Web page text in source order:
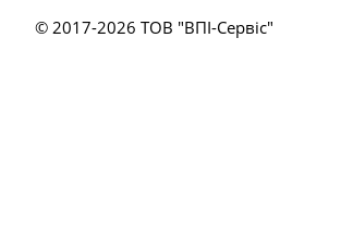
© 2017-2026 ТОВ "ВПІ-Сервіс"